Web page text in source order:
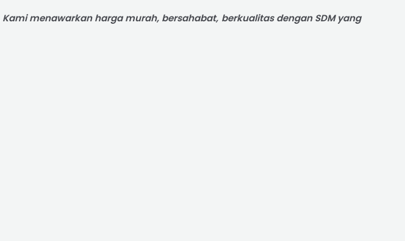
Kami menawarkan harga murah, bersahabat, berkualitas dengan SDM yang